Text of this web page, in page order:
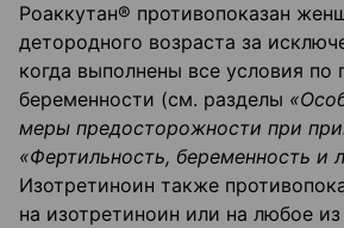
Роаккутан® противопоказан
детородного возраста за
когда выполнены все условия
беременности (см. разделы
меры предосторожности при
«Фертильность, беременность и
Изотретиноин также
на изотретиноин или на любое